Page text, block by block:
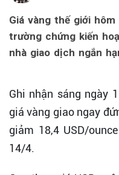
Giá vàng thế giới
trường chứng kiến
nhà giao dịch ngắn
Ghi nhận sáng ngày
giá vàng giao ngay
giảm 18,4 USD/
14/4.